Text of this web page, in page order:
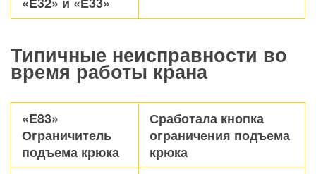
Типичные неисправности во
время работы крана
«E83»
Ограничитель
подъема крюка
Сработала кнопка
ограничения подъема
крюка